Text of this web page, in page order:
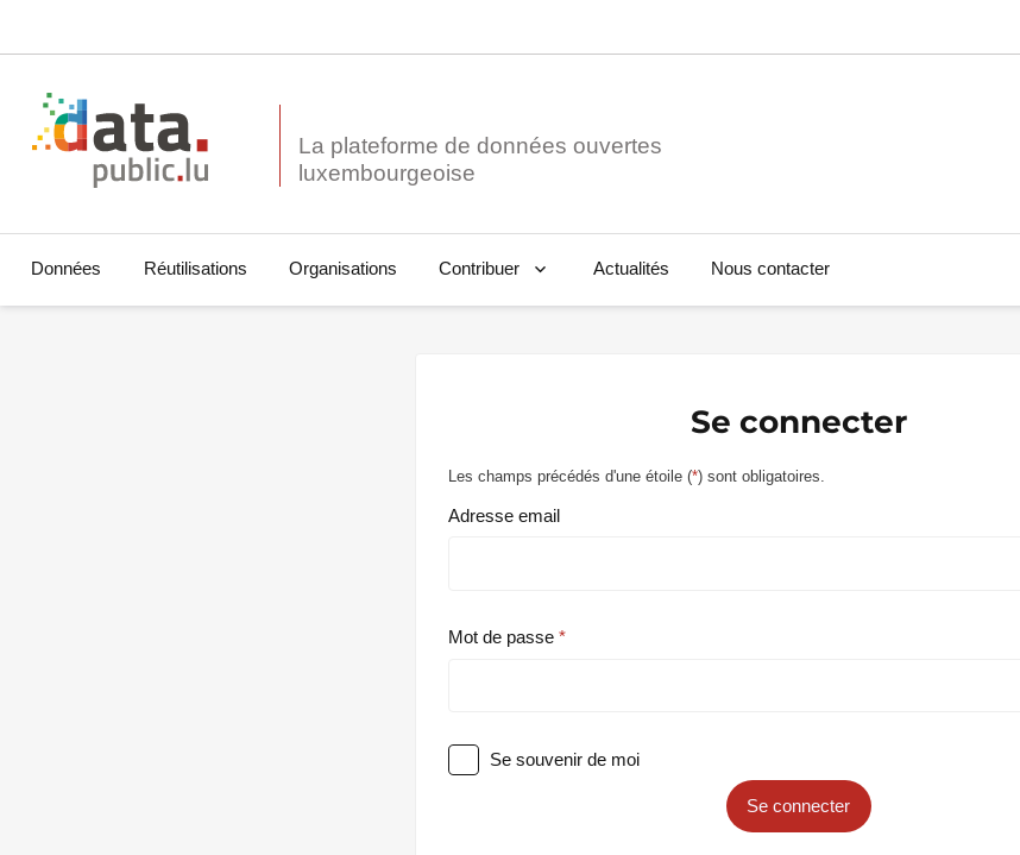
La plateforme de données ouvertes
Données Réutilisations Organisations Contribuer Actualités Nous contacter
Se connecter
Les champs précédés d'une étoile (*) sont obligatoires.
Adresse email
Mot de passe
Se souvenir de moi
Se connecter